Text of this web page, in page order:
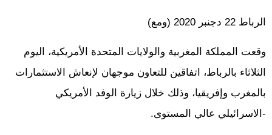
الرباط 22 دجنبر 2020 (ومع)
وقعت المملكة المغربية والولايات المتحدة الأمريكية، اليوم
الثلاثاء بالرباط، اتفاقين للتعاون موجهان لإنعاش الاستثمارات
بالمغرب وإفريقيا، وذلك خلال زيارة الوفد الأمريكي
-الاسرائيلي عالي المستوى.